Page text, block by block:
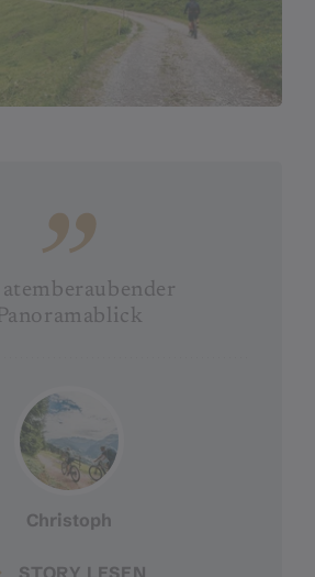
Christoph
STORY LESEN